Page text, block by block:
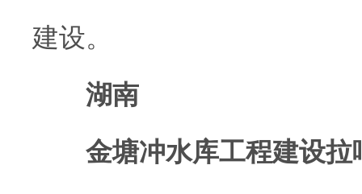
建设。
湖南
金塘冲水库工程建设拉